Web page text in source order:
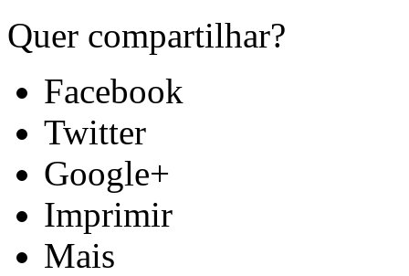
Quer compartilhar?
Facebook
Twitter
Google+
Imprimir
Mais